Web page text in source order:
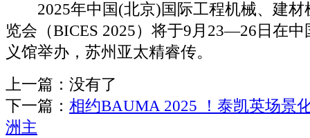
2025年中国(北京)国际工程机械、建材
览会（BICES 2025）将于9月23—26日在
义馆举办，苏州亚太精睿传。
上一篇：没有了
下一篇： 相约BAUMA 2025 ！泰凯英场景
洲主